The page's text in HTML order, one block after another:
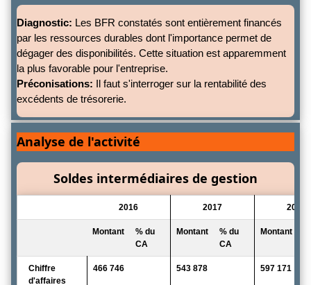
Diagnostic: Les BFR constatés sont entièrement financés
par les ressources durables dont l'importance permet de
dégager des disponibilités. Cette situation est apparemment
la plus favorable pour l'entreprise.
Préconisations: Il faut s'interroger sur la rentabilité des
excédents de trésorerie.
Analyse de l'activité
Soldes intermédiaires de gestion
2016 2017 2018
Montant
% du
CA
Montant
% du
CA
Montant
Chiffre
d'affaires
466 746 543 878 597 171